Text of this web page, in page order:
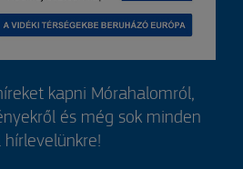
kapni Mórahalomról,
és még sok minden
hírlevelünkre!